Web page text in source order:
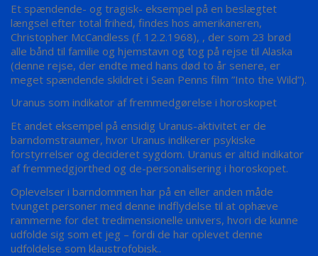
Et spændende- og tragisk- eksempel på en beslægtet
længsel efter total frihed, findes hos amerikaneren,
Christopher McCandless (f. 12.2.1968), , der som 23 brød
alle bånd til familie og hjemstavn og tog på rejse til Alaska
(denne rejse, der endte med hans død to år senere, er
meget spændende skildret i Sean Penns film ”Into the Wild”).
Uranus som indikator af fremmedgørelse i horoskopet
Et andet eksempel på ensidig Uranus-aktivitet er de
barndomstraumer, hvor Uranus indikerer psykiske
forstyrrelser og decideret sygdom. Uranus er altid indikator
af fremmedgjorthed og de-personalisering i horoskopet.
Oplevelser i barndommen har på en eller anden måde
tvunget personer med denne indflydelse til at ophæve
rammerne for det tredimensionelle univers, hvori de kunne
udfolde sig som et jeg – fordi de har oplevet denne
udfoldelse som klaustrofobisk..